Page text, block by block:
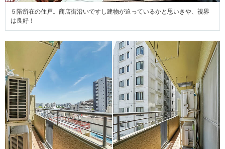
５階所在の住戸。商店街沿いですし建物が迫っているかと思いきや、視界
は良好！